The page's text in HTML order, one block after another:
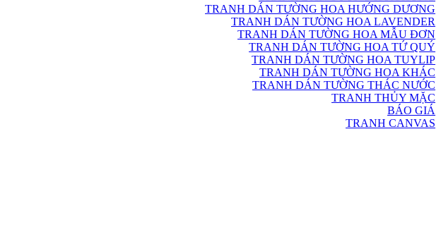
TRANH DÁN TƯỜNG HOA HƯỚNG DƯƠNG
TRANH DÁN TƯỜNG HOA LAVENDER
TRANH DÁN TƯỜNG HOA MẪU ĐƠN
TRANH DÁN TƯỜNG HOA TỨ QUÝ
TRANH DÁN TƯỜNG HOA TUYLIP
TRANH DÁN TƯỜNG HOA KHÁC
TRANH DÁN TƯỜNG THÁC NƯỚC
TRANH THỦY MẶC
BÁO GIÁ
TRANH CANVAS